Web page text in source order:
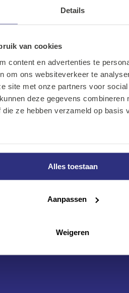
Details
van cookies
content en advertenties te
om ons websiteverkeer te
site met onze partners voor
deze gegevens combineren
ze hebben verzameld op basis
Alles toestaan
Aanpassen
Weigeren